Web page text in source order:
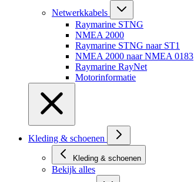
Netwerkkabels
Raymarine STNG
NMEA 2000
Raymarine STNG naar ST1
NMEA 2000 naar NMEA 0183
Raymarine RayNet
Motorinformatie
Kleding & schoenen
Kleding & schoenen
Bekijk alles